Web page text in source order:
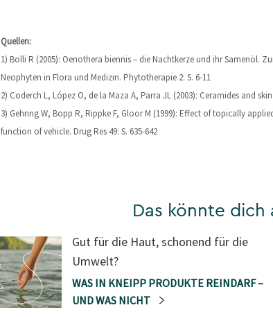
Quellen:
1) Bolli R (2005): Oenothera biennis – die Nachtkerze und ihr Samenöl.
Neophyten in Flora und Medizin. Phytotherapie 2: S. 6-11
2) Coderch L, López O, de la Maza A, Parra JL (2003): Ceramides and
3) Gehring W, Bopp R, Rippke F, Gloor M (1999): Effect of topically
function of vehicle. Drug Res 49: S. 635-642
Das könnte dich
Gut für die Haut, schonend für die
Umwelt?
WAS IN KNEIPP PRODUKTE REINDARF –
UND WAS NICHT